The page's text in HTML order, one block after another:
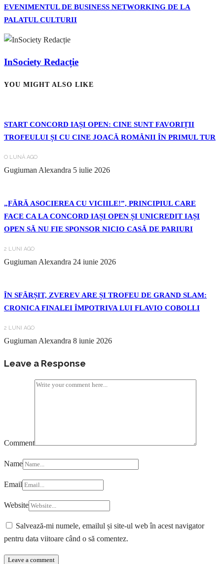
EVENIMENTUL DE BUSINESS NETWORKING DE LA
PALATUL CULTURII
InSociety Redacție
YOU MIGHT ALSO LIKE
START CONCORD IAȘI OPEN: CINE SUNT FAVORIȚII
TROFEULUI ȘI CU CINE JOACĂ ROMÂNII ÎN PRIMUL TUR
O LUNĂ AGO
Gugiuman Alexandra 5 iulie 2026
„FĂRĂ ASOCIEREA CU VICIILE!”, PRINCIPIUL CARE
FACE CA LA CONCORD IAȘI OPEN ȘI UNICREDIT IAȘI
OPEN SĂ NU FIE SPONSOR NICIO CASĂ DE PARIURI
2 LUNI AGO
Gugiuman Alexandra 24 iunie 2026
ÎN SFÂRȘIT, ZVEREV ARE ȘI TROFEU DE GRAND SLAM:
CRONICA FINALEI ÎMPOTRIVA LUI FLAVIO COBOLLI
2 LUNI AGO
Gugiuman Alexandra 8 iunie 2026
Leave a Response
Comment
Name
Email
Website
Salvează-mi numele, emailul și site-ul web în acest navigator
pentru data viitoare când o să comentez.